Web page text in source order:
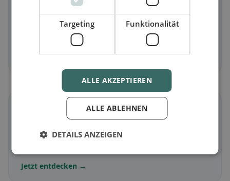
Vegetarischin Amriswil
Fleischlose Gerichte & vegetarische Klassiker
Jetzt entdecken →
Glutenfreiin Amriswil
Jetzt entdecken →
Targeting Funktionalität
ALLE AKZEPTIEREN
ALLE ABLEHNEN
DETAILS ANZEIGEN